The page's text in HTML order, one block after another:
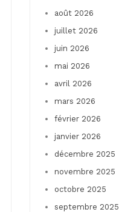
août 2026
juillet 2026
juin 2026
mai 2026
avril 2026
mars 2026
février 2026
janvier 2026
décembre 2025
novembre 2025
octobre 2025
septembre 2025